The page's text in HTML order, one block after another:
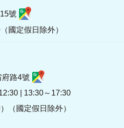
號
國定假日除外）
路4號
| 13:30～17:30
（國定假日除外）